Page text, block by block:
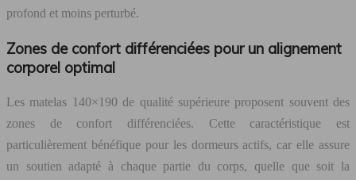
profond et moins perturbé.
Zones de confort différenciées pour un alignement
corporel optimal
Les matelas 140×190 de qualité supérieure proposent souvent des
zones de confort différenciées. Cette caractéristique est
particulièrement bénéfique pour les dormeurs actifs, car elle assure
un soutien adapté à chaque partie du corps, quelle que soit la